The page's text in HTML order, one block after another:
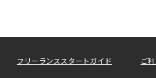
フリーランススタートガイド ご